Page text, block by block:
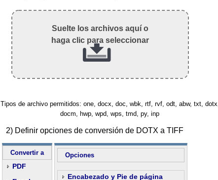
Suelte los archivos aquí o
haga clic para seleccionar
Tipos de archivo permitidos: one, docx, doc, wbk, rtf, rvf, odt, abw, txt, dotx,
docm, hwp, wpd, wps, tmd, py, inp
2) Definir opciones de conversión de DOTX a TIFF
Convertir a
PDF
Opciones
Encabezado y Pie de página